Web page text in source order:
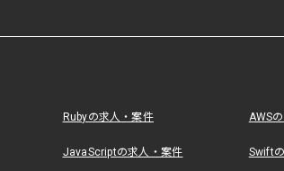
Rubyの求人・案件 AWS
JavaScriptの求人・案件 Swift